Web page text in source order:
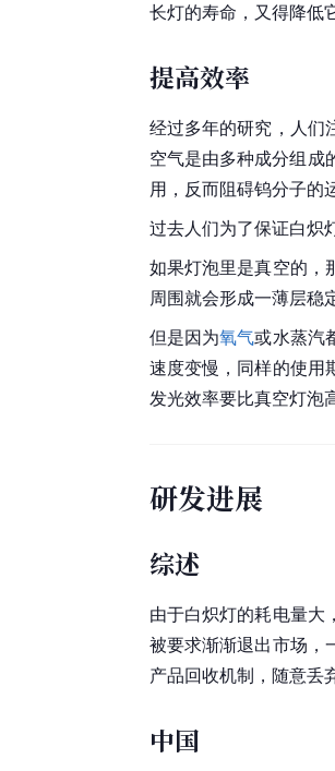
长灯的寿命，又得降低
提高效率
经过多年的研究，人们
空气是由多种成分组成
用，反而阻碍钨分子的
过去人们为了保证白炽
如果灯泡里是真空的，
周围就会形成一薄层稳
但是因为氧气或水蒸汽
速度变慢，同样的使用
发光效率要比真空灯泡
研发进展
综述
由于白炽灯的耗电量大
被要求渐渐退出市场，
产品回收机制，随意丢
中国